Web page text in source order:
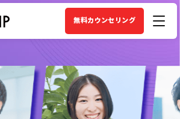
無料カウンセリング